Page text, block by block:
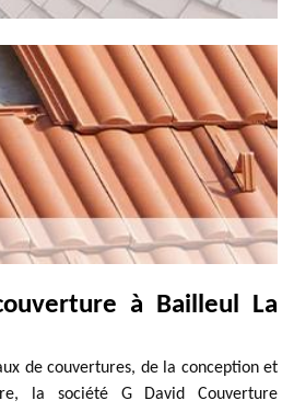
à Bailleul La
de couvertures, de la conception et
la société G David Couverture